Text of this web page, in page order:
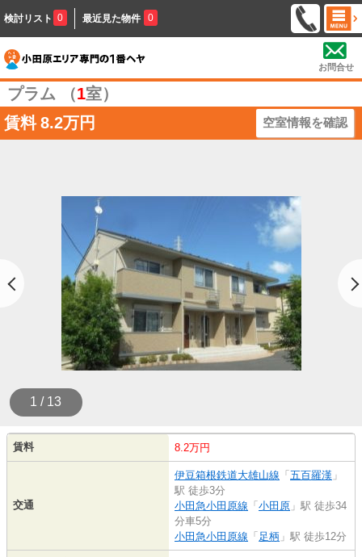
検討リスト 0 最近見た物件 0
お問合せ
プラム （1室）
賃料 8.2万円 空室情報を確認
1 / 13
賃料 8.2万円
交通
伊豆箱根鉄道大雄山線 「 五百羅漢 」
駅 徒歩3分
小田急小田原線 「 小田原 」駅 徒歩34
分車5分
小田急小田原線 「 足柄 」駅 徒歩12分